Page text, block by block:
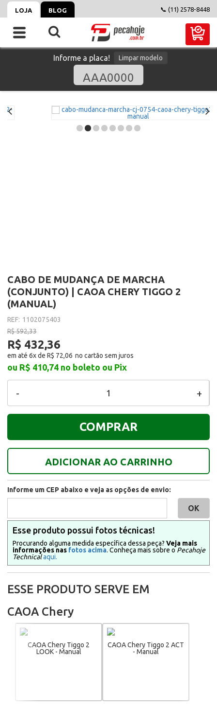
LOJA BLOG 📞 (11) 2578-8448
Informe a placa! Limpar modelo
CABO DE MUDANÇA DE MARCHA
(CONJUNTO) | CAOA CHERY TIGGO 2
(MANUAL)
REF: 1102075403
R$ 592,33
R$ 432,36
em até 6x de R$ 72,06
ou R$ 410,74 no boleto ou Pix
+
-
ADICIONAR AO CARRINHO
COMPRAR
Informe um CEP abaixo e veja as opções de envio:
Esse produto possui fotos técnicas!
Procurando alguma medida específica dessa peça? Veja mais
informações nas fotos acima. Conheça mais sobre o Pecahoje
Technicalaqui.
ESSE PRODUTO SERVE EM
CAOA Chery
CAOA Chery Tiggo 2
LOOK - Manual
CAOA Chery Tiggo 2 ACT
- Manual